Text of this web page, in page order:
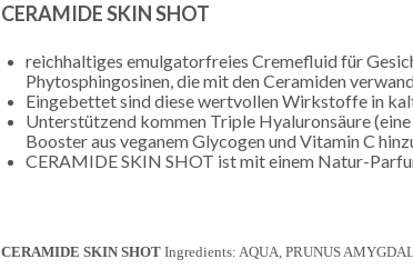
CERAMIDE SKIN SHOT
reichhaltiges emulgatorfreies Cremefluid für
Phytosphingosinen, die mit den Ceramiden
Eingebettet sind diese wertvollen Wirkstoffe in
Unterstützend kommen Triple Hyaluronsäure
Booster aus veganem Glycogen und Vitamin C
CERAMIDE SKIN SHOT ist mit einem Natur-
CERAMIDE SKIN SHOT Ingredients: AQUA, PRUNUS